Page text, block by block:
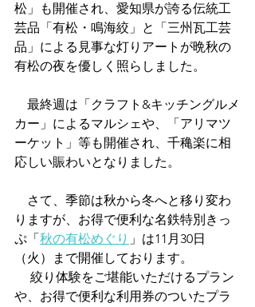
松」も開催され、愛知県が誇る伝統工
芸品「有松・鳴海絞」と「三州瓦工芸
品」による見事な灯りアートが晩秋の
有松の夜を優しく照らしました。
最終週は「クラフト&キッチングルメ
カー」によるマルシェや、「アリマツ
ーケット」等も開催され、千穐楽に相
応しい賑わいとなりました。
さて、季節は秋から冬へと移り変わ
りますが、お得で便利な名鉄特別きっ
ぷ「秋の有松めぐり 」は11月30日
（火）まで開催しております。
や、お得で便利な利用券のついたプラ